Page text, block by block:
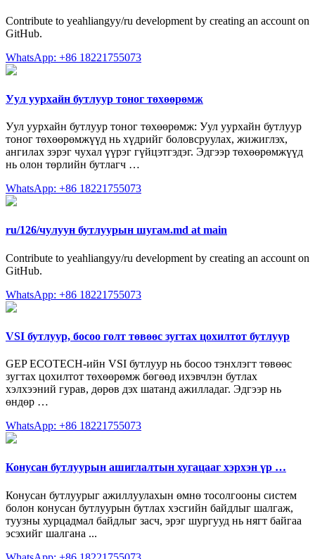
Contribute to yeahliangyy/ru development by creating an account on
GitHub.
WhatsApp: +86 18221755073
Уул уурхайн бутлуур тоног төхөөрөмж
Уул уурхайн бутлуур тоног төхөөрөмж: Уул уурхайн бутлуур
тоног төхөөрөмжүүд нь хүдрийг боловсруулах, жижиглэх,
ангилах зэрэг чухал үүрэг гүйцэтгэдэг. Эдгээр төхөөрөмжүүд
нь олон төрлийн бутлагч …
WhatsApp: +86 18221755073
ru/126/чулуун бутлуурын шугам.md at main
Contribute to yeahliangyy/ru development by creating an account on
GitHub.
WhatsApp: +86 18221755073
VSI бутлуур, босоо голт төвөөс зугтах цохилтот бутлуур
GEP ECOTECH-ийн VSI бутлуур нь босоо тэнхлэгт төвөөс
зугтах цохилтот төхөөрөмж бөгөөд ихэвчлэн бутлах
хэлхээний гурав, дөрөв дэх шатанд ажилладаг. Эдгээр нь
өндөр …
WhatsApp: +86 18221755073
Конусан бутлуурын ашиглалтын хугацааг хэрхэн үр …
Конусан бутлуурыг ажиллуулахын өмнө тосолгооны систем
болон конусан бутлуурын бутлах хэсгийн байдлыг шалгаж,
туузны хурцадмал байдлыг засч, эрэг шургууд нь нягт байгаа
эсэхийг шалгана ...